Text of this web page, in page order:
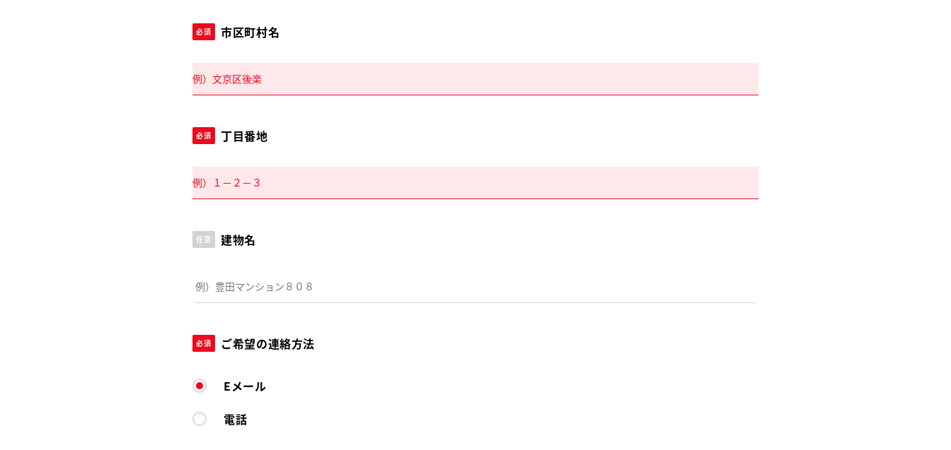
必須 市区町村名
必須 丁目番地
任意 建物名
必須 ご希望の連絡方法
Eメール
電話